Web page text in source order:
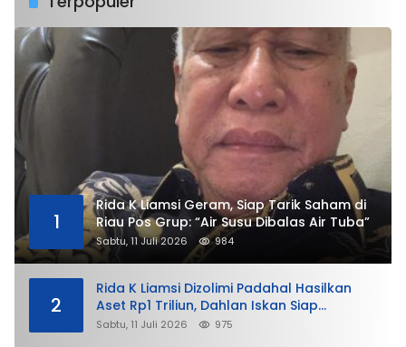
1
Rida K Liamsi Geram, Siap Tarik Saham di
Riau Pos Grup: “Air Susu Dibalas Air Tuba”
Sabtu, 11 Juli 2026 984
2
Rida K Liamsi Dizolimi Padahal Hasilkan
Aset Rp1 Triliun, Dahlan Iskan Siap
Membela
Sabtu, 11 Juli 2026 975